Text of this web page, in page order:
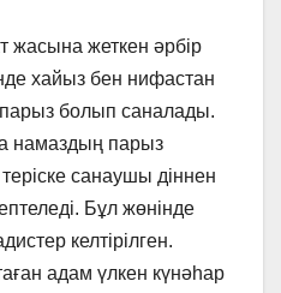
жасына жеткен әрбір
хайыз бен нифастан
парыз болып саналады.
намаздың парыз
санаушы діннен
Бұл жөнінде
келтірілген.
адам үлкен күнәһар